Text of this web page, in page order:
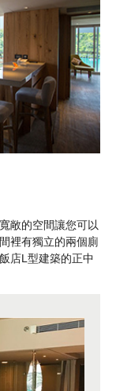
敞的空間讓您可以
裡有獨立的兩個廁
店L型建築的正中